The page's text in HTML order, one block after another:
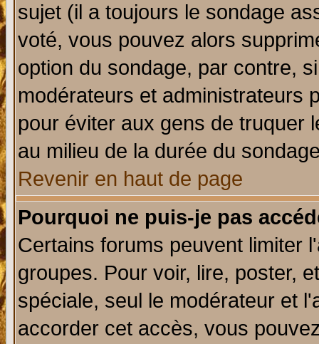
sujet (il a toujours le sondage
voté, vous pouvez alors
option du sondage, par contre,
modérateurs et administrateurs
pour éviter aux gens de truquer
au milieu de la durée du
Revenir en haut de page
Pourquoi ne puis-je pas
Certains forums peuvent limiter
groupes. Pour voir, lire, poster,
spéciale, seul le modérateur et
accorder cet accès, vous